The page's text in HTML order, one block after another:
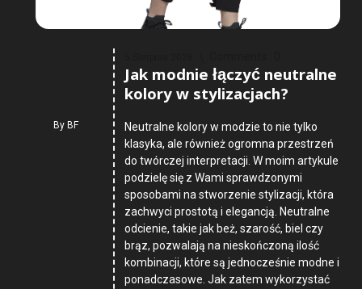
ByBF
Jak modnie łączyć neutralne
kolory w stylizacjach?
Neutralne kolory w modzie to nie tylko
klasyka, ale również ogromna przestrzeń
do twórczej interpretacji. W moim artykule
podzielę się z Wami sprawdzonymi
sposobami na stworzenie stylizacji, która
zachwyci prostotą i elegancją. Neutralne
odcienie, takie jak beż, szarość, biel czy
brąz, pozwalają na nieskończoną ilość
kombinacji, które są jednocześnie modne i
ponadczasowe. Jak zatem wykorzystać